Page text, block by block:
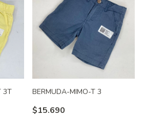
3T BERMUDA-MIMO-T 3
$15.690